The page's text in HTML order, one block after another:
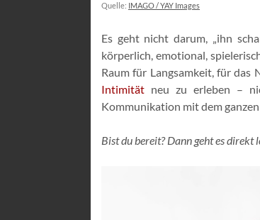
Quelle: IMAGO / YAY Images
Es geht nicht darum, „ihn
körperlich, emotional,
Raum für Langsamkeit, für das
Intimität neu zu erleben –
Kommunikation mit dem
Bist du bereit? Dann geht es direkt